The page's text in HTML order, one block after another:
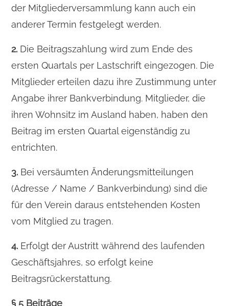
der Mitgliederversammlung kann auch ein
anderer Termin festgelegt werden.
2. Die Beitragszahlung wird zum Ende des
ersten Quartals per Lastschrift eingezogen. Die
Mitglieder erteilen dazu ihre Zustimmung unter
Angabe ihrer Bankverbindung. Mitglieder, die
ihren Wohnsitz im Ausland haben, haben den
Beitrag im ersten Quartal eigenständig zu
entrichten.
3. Bei versäumten Änderungsmitteilungen
(Adresse / Name / Bankverbindung) sind die
für den Verein daraus entstehenden Kosten
vom Mitglied zu tragen.
4. Erfolgt der Austritt während des laufenden
Geschäftsjahres, so erfolgt keine
Beitragsrückerstattung.
§ 5 Beiträge